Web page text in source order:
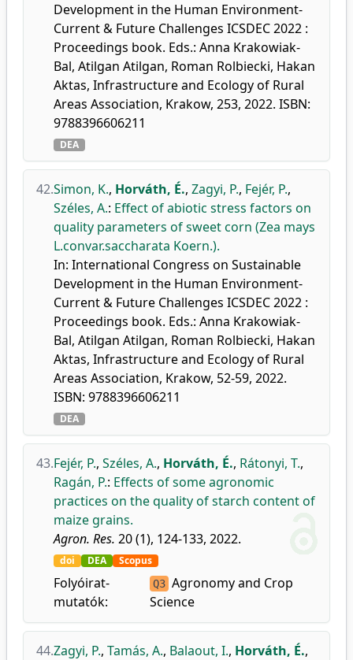
Development in the Human Environment-
Current & Future Challenges ICSDEC 2022 :
Proceedings book. Eds.: Anna Krakowiak-
Bal, Atilgan Atilgan, Roman Rolbiecki, Hakan
Aktas, Infrastructure and Ecology of Rural
Areas Association, Krakow, 253, 2022. ISBN:
9788396606211
DEA
42.Simon, K., Horváth, É., Zagyi, P., Fejér, P.,
Széles, A.: Effect of abiotic stress factors on
quality parameters of sweet corn (Zea mays
L.convar.saccharata Koern.).
In: International Congress on Sustainable
Development in the Human Environment-
Current & Future Challenges ICSDEC 2022 :
Proceedings book. Eds.: Anna Krakowiak-
Bal, Atilgan Atilgan, Roman Rolbiecki, Hakan
Aktas, Infrastructure and Ecology of Rural
Areas Association, Krakow, 52-59, 2022.
ISBN: 9788396606211
DEA
43.Fejér, P., Széles, A., Horváth, É., Rátonyi, T.,
Ragán, P.: Effects of some agronomic
practices on the quality of starch content of
maize grains.
Agron. Res. 20 (1), 124-133, 2022.
doi DEA Scopus
Folyóirat-
mutatók:
Q3 Agronomy and Crop
Science
44.Zagyi, P., Tamás, A., Balaout, I., Horváth, É.,